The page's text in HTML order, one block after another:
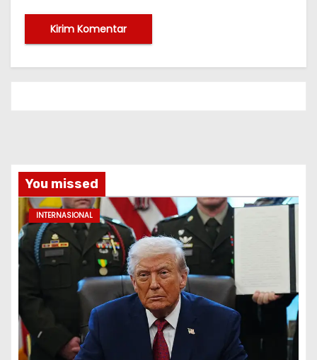
You missed
INTERNASIONAL